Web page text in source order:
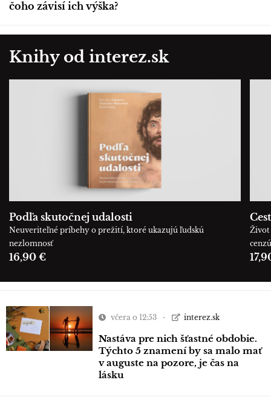
čoho závisí ich výška?
Knihy od interez.sk
Podľa skutočnej udalosti
Neuveriteľné príbehy o prežití, ktoré ukazujú ľudskú
nezlomnosť
16,90 €
Život
včera o 12:53 interez.sk
Nastáva pre nich šťastné obdobie.
Týchto 5 znamení by sa malo mať
v auguste na pozore, je čas na
lásku